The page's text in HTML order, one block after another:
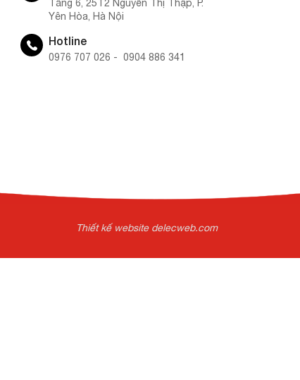
Tầng 6, 25T2 Nguyễn Thị Thập, P.
Yên Hòa, Hà Nội
Hotline
0976 707 026 - 0904 886 341
Thiết kế website delecweb.com